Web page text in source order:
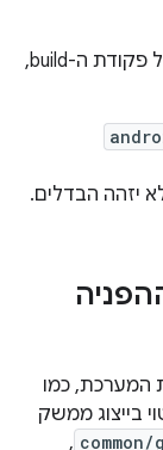
האוטומציה צריכה להשתמש בקוד היציאה של פקודת ה-build,
יזהה הבדלים.
בייצוג ממשק
,